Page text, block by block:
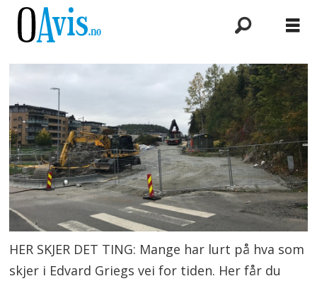
HER SKJER DET TING: Mange har lurt på hva som
skjer i Edvard Griegs vei for tiden. Her får du